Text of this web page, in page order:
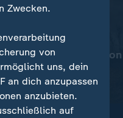
Nachrichten | heute
Mehr
Waldbrände
Video
Zwecken.
von
uns, dein
an dich anzupassen
anzubieten.
auf